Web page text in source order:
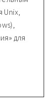
Unix,
для